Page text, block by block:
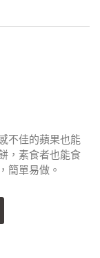
不佳的蘋果也能
，素食者也能食
簡單易做。